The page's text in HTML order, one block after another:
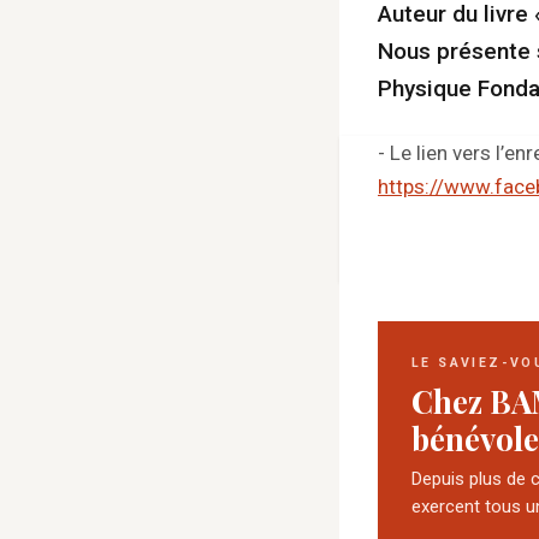
Auteur du livre
Nous présente
Physique
- Le lien vers
https://
LE SAVIEZ-
Chez
Depuis plus de
exercent tous